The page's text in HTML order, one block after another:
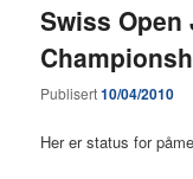
Swiss Open
Publisert10/04/2010
Her er status for